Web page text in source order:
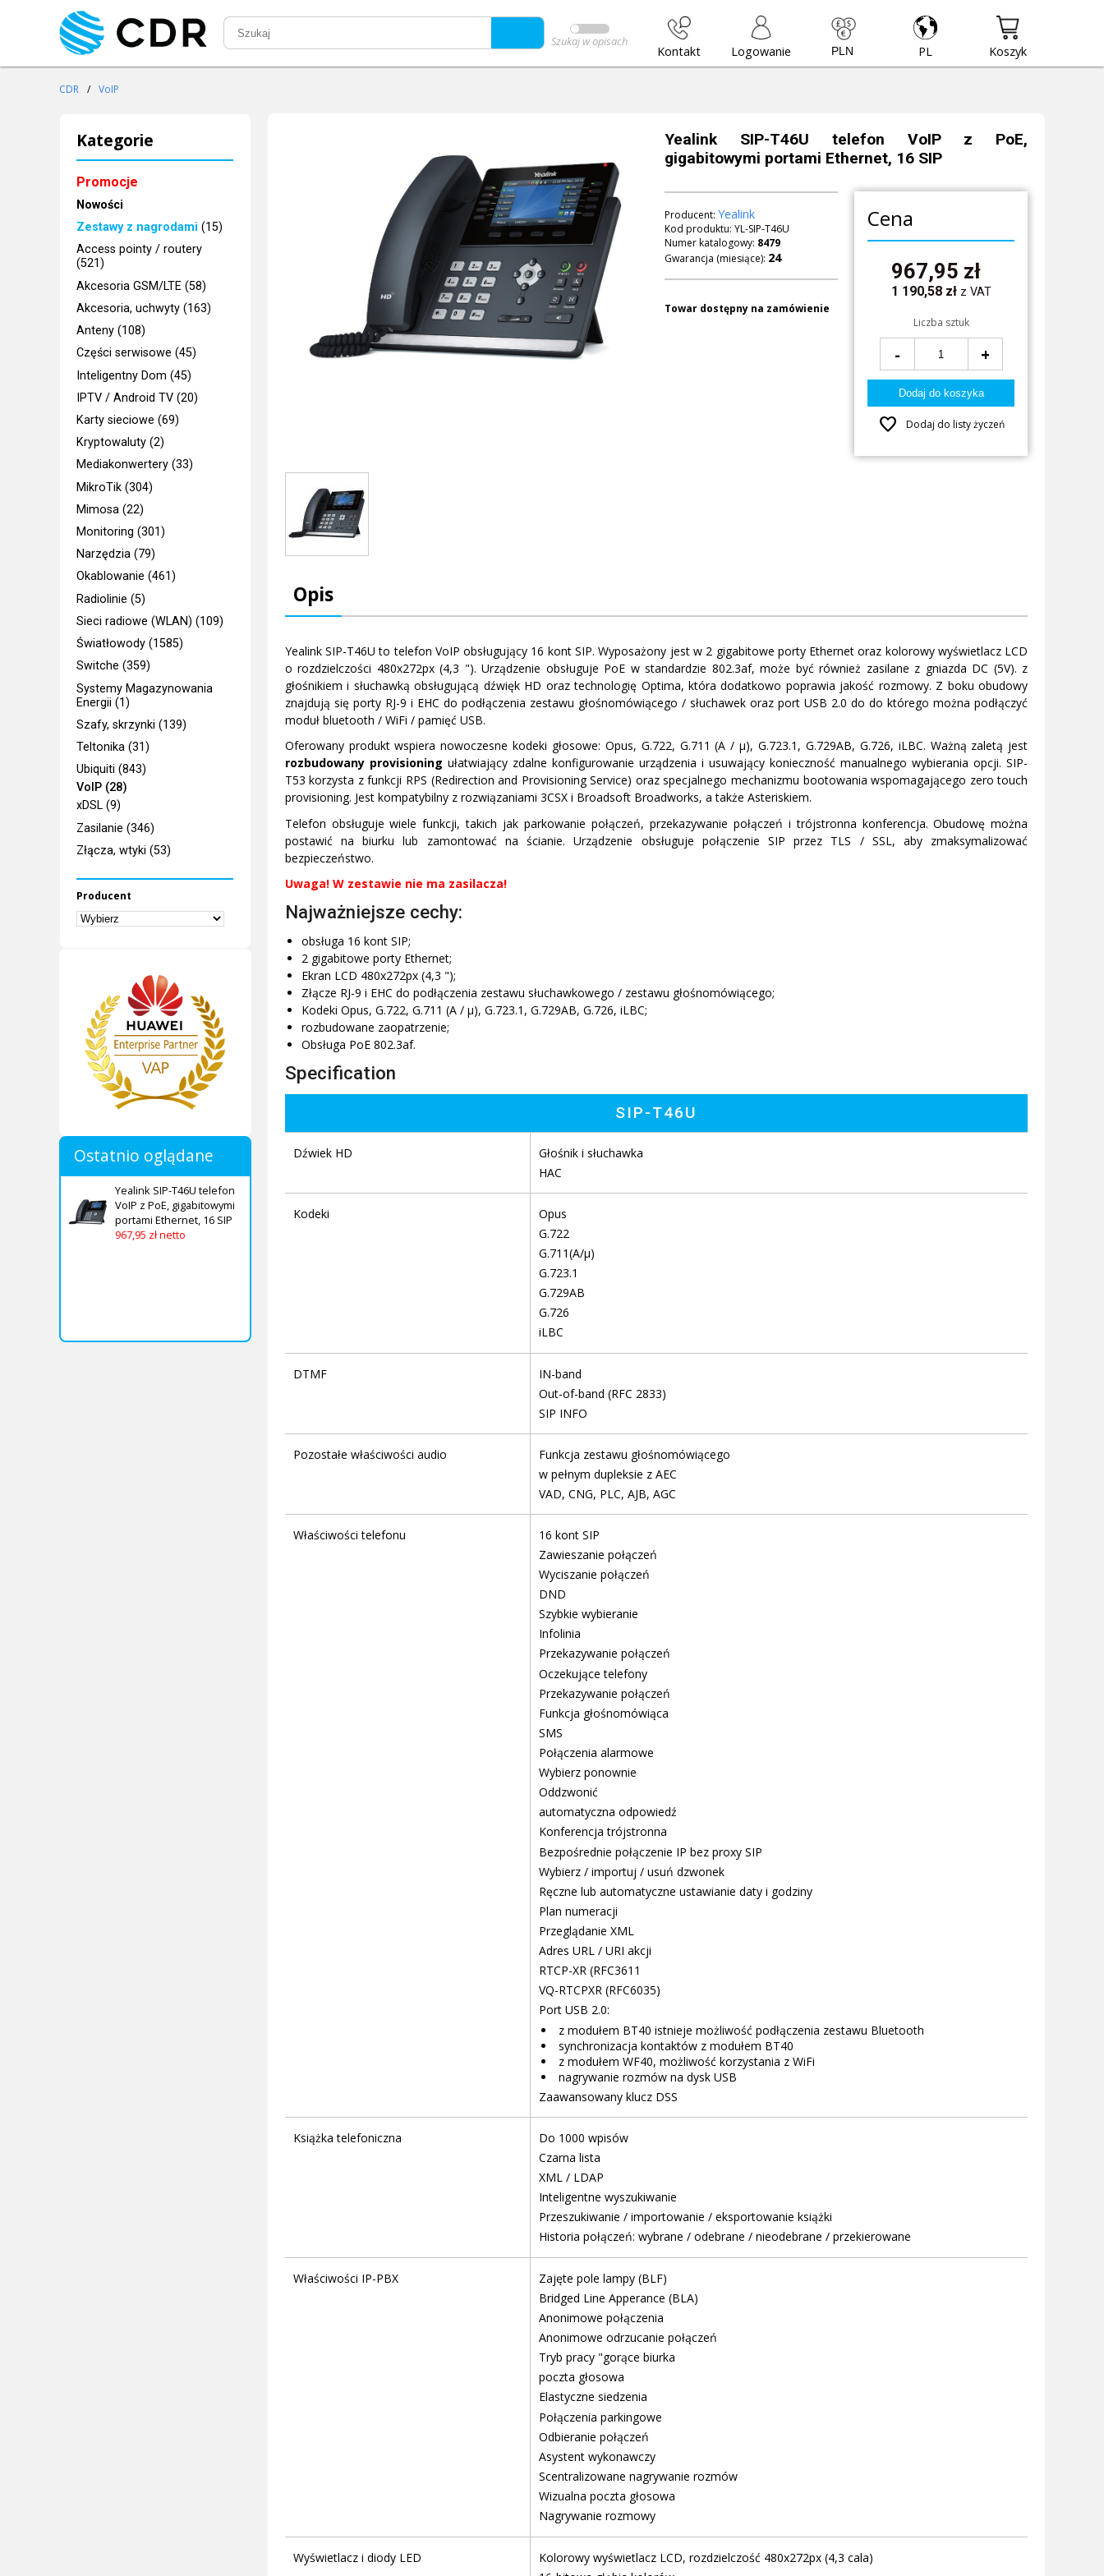
Szukaj w opisach
Kontakt Logowanie PL Koszyk
CDR / VoIP
Kategorie
Promocje
Nowości
Zestawy z nagrodami (15)
Access pointy / routery
(521)
Akcesoria GSM/LTE (58)
Akcesoria, uchwyty (163)
Anteny (108)
Części serwisowe (45)
Inteligentny Dom (45)
IPTV / Android TV (20)
Karty sieciowe (69)
Kryptowaluty (2)
Mediakonwertery (33)
MikroTik (304)
Mimosa (22)
Monitoring (301)
Narzędzia (79)
Okablowanie (461)
Radiolinie (5)
Sieci radiowe (WLAN) (109)
Światłowody (1585)
Switche (359)
Systemy Magazynowania
Energii (1)
Szafy, skrzynki (139)
Teltonika (31)
Ubiquiti (843)
VoIP (28)
xDSL (9)
Zasilanie (346)
Złącza, wtyki (53)
Producent
Ostatnio oglądane
Yealink SIP-T46U telefon
VoIP z PoE, gigabitowymi
portami Ethernet, 16 SIP
967,95 zł netto
Yealink SIP-T46U telefon VoIP z PoE,
gigabitowymi portami Ethernet, 16 SIP
Producent:Yealink
Kod produktu:YL-SIP-T46U
Numer katalogowy: 8479
Gwarancja (miesiące):
Towar dostępny na zamówienie
Cena
967,95 zł
1 190,58zł z VAT
Liczba sztuk
- +
favorite Dodaj do listy życzeń
Opis
Yealink SIP-T46U to telefon VoIP obsługujący 16 kont SIP. Wyposażony jest w 2 gigabitowe porty Ethernet oraz kolorowy wyświetlacz LCD
o rozdzielczości 480x272px (4,3 "). Urządzenie obsługuje PoE w standardzie 802.3af, może być również zasilane z gniazda DC (5V). z
głośnikiem i słuchawką obsługującą dźwięk HD oraz technologię Optima, która dodatkowo poprawia jakość rozmowy. Z boku obudowy
znajdują się porty RJ-9 i EHC do podłączenia zestawu głośnomówiącego / słuchawek oraz port USB 2.0 do do którego można podłączyć
moduł bluetooth / WiFi / pamięć USB.
Oferowany produkt wspiera nowoczesne kodeki głosowe: Opus, G.722, G.711 (A / µ), G.723.1, G.729AB, G.726, iLBC. Ważną zaletą jest
rozbudowany provisioning ułatwiający zdalne konfigurowanie urządzenia i usuwający konieczność manualnego wybierania opcji. SIP-
T53 korzysta z funkcji RPS (Redirection and Provisioning Service) oraz specjalnego mechanizmu bootowania wspomagającego zero touch
provisioning. Jest kompatybilny z rozwiązaniami 3CSX i Broadsoft Broadworks, a także Asteriskiem.
Telefon obsługuje wiele funkcji, takich jak parkowanie połączeń, przekazywanie połączeń i trójstronna konferencja. Obudowę można
postawić na biurku lub zamontować na ścianie. Urządzenie obsługuje połączenie SIP przez TLS / SSL, aby zmaksymalizować
bezpieczeństwo.
Uwaga! W zestawie nie ma zasilacza!
Najważniejsze cechy:
obsługa 16 kont SIP;
2 gigabitowe porty Ethernet;
Ekran LCD 480x272px (4,3 ");
Złącze RJ-9 i EHC do podłączenia zestawu słuchawkowego / zestawu głośnomówiącego;
Kodeki Opus, G.722, G.711 (A / µ), G.723.1, G.729AB, G.726, iLBC;
rozbudowane zaopatrzenie;
Obsługa PoE 802.3af.
Specification
SIP-T46U
Dźwiek HD
Głośnik i słuchawka
HAC
Kodeki
Opus
G.722
G.711(A/µ)
G.723.1
G.729AB
G.726
iLBC
DTMF
IN-band
Out-of-band (RFC 2833)
SIP INFO
Pozostałe właściwości audio
Funkcja zestawu głośnomówiącego
w pełnym dupleksie z AEC
VAD, CNG, PLC, AJB, AGC
Właściwości telefonu
16 kont SIP
Zawieszanie połączeń
Wyciszanie połączeń
DND
Szybkie wybieranie
Infolinia
Przekazywanie połączeń
Oczekujące telefony
Przekazywanie połączeń
Funkcja głośnomówiąca
SMS
Połączenia alarmowe
Wybierz ponownie
Oddzwonić
automatyczna odpowiedź
Konferencja trójstronna
Bezpośrednie połączenie IP bez proxy SIP
Wybierz / importuj / usuń dzwonek
Ręczne lub automatyczne ustawianie daty i godziny
Plan numeracji
Przeglądanie XML
Adres URL / URI akcji
RTCP-XR (RFC3611
VQ-RTCPXR (RFC6035)
Port USB 2.0:
z modułem BT40 istnieje możliwość podłączenia zestawu Bluetooth
synchronizacja kontaktów z modułem BT40
z modułem WF40, możliwość korzystania z WiFi
nagrywanie rozmów na dysk USB
Zaawansowany klucz DSS
Książka telefoniczna
Do 1000 wpisów
Czarna lista
XML / LDAP
Inteligentne wyszukiwanie
Przeszukiwanie / importowanie / eksportowanie książki
Historia połączeń: wybrane / odebrane / nieodebrane / przekierowane
Właściwości IP-PBX
Zajęte pole lampy (BLF)
Bridged Line Apperance (BLA)
Anonimowe połączenia
Anonimowe odrzucanie połączeń
Tryb pracy "gorące biurka
poczta głosowa
Elastyczne siedzenia
Połączenia parkingowe
Odbieranie połączeń
Asystent wykonawczy
Scentralizowane nagrywanie rozmów
Wizualna poczta głosowa
Nagrywanie rozmowy
Wyświetlacz i diody LED
Kolorowy wyświetlacz LCD, rozdzielczość 480x272px (4,3 cala)